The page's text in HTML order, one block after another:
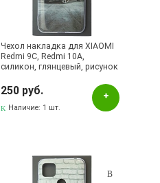
Чехол накладка для XIAOMI
Redmi 9C, Redmi 10A,
силикон, глянцевый, рисунок
250 руб.
Наличие: 1 шт.